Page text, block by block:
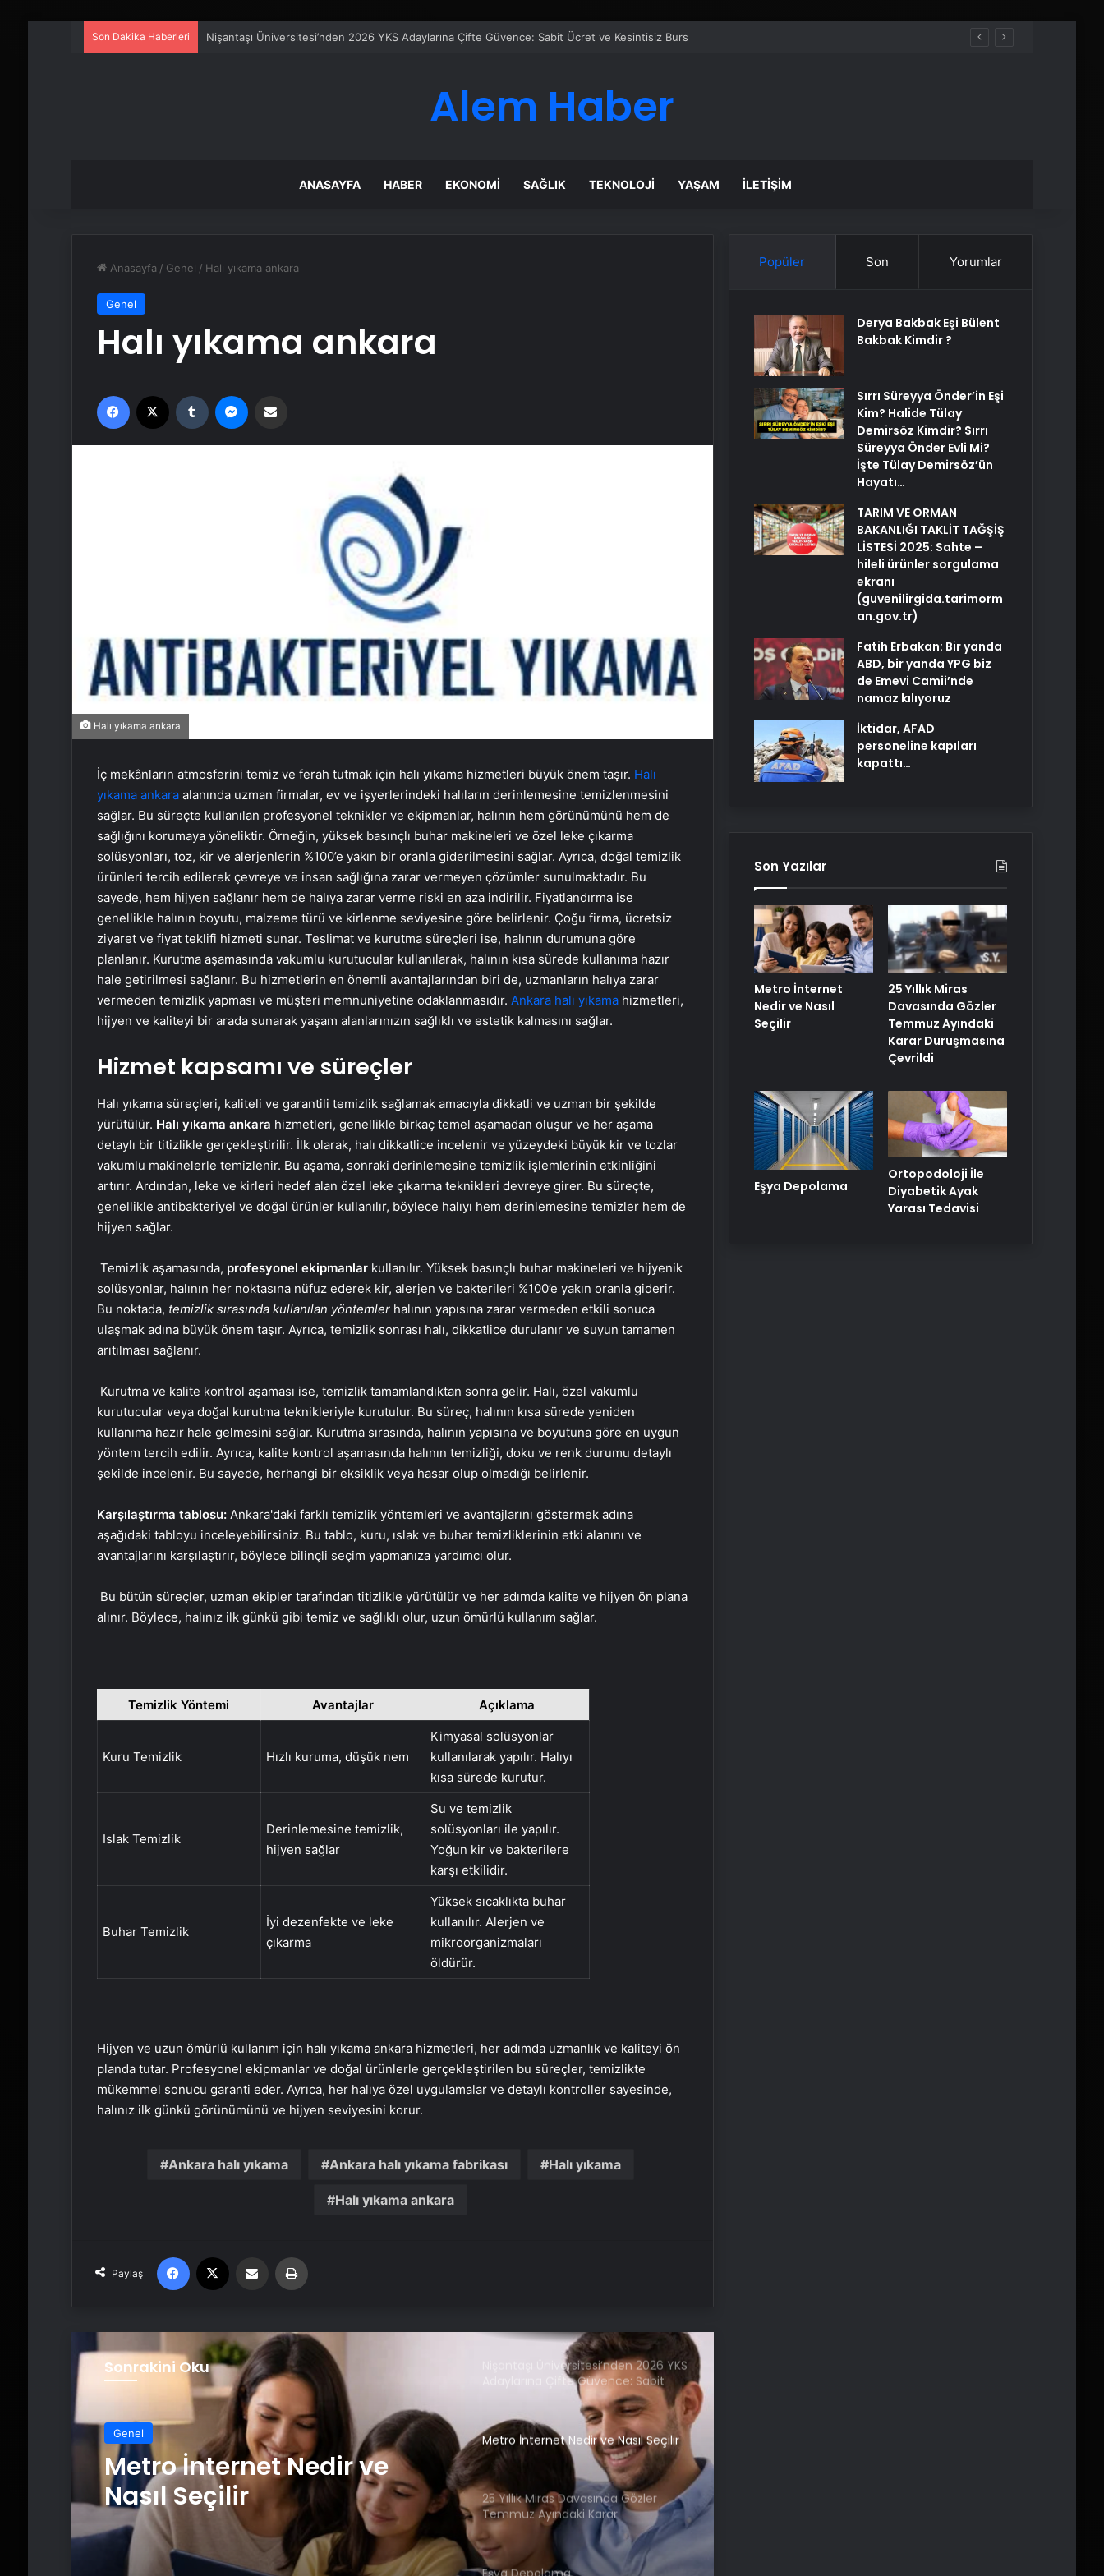
Son Dakika Haberleri Metro İnternet Nedir ve Nasıl Seçilir
Alem Haber
ANASAYFA HABER EKONOMI SAĞLIK TEKNOLOJI YAŞAM İLETIŞIM
Anasayfa / Genel / Halı yıkama ankara
Genel
Halı yıkama ankara
Facebook Tumblr
Halı yıkama ankara
İç mekânların atmosferini temiz ve ferah tutmak için halı yıkama hizmetleri büyük önem taşır. Halı
yıkama ankaraalanında uzman firmalar, ev ve işyerlerindeki halıların derinlemesine temizlenmesini
sağlar. Bu süreçte kullanılan profesyonel teknikler ve ekipmanlar, halının hem görünümünü hem de
sağlığını korumaya yöneliktir. Örneğin, yüksek basınçlı buhar makineleri ve özel leke çıkarma
solüsyonları, toz, kir ve alerjenlerin %100’e yakın bir oranla giderilmesini sağlar. Ayrıca, doğal temizlik
ürünleri tercih edilerek çevreye ve insan sağlığına zarar vermeyen çözümler sunulmaktadır. Bu
sayede, hem hijyen sağlanır hem de halıya zarar verme riski en aza indirilir. Fiyatlandırma ise
genellikle halının boyutu, malzeme türü ve kirlenme seviyesine göre belirlenir. Çoğu firma, ücretsiz
ziyaret ve fiyat teklifi hizmeti sunar. Teslimat ve kurutma süreçleri ise, halının durumuna göre
planlanır. Kurutma aşamasında vakumlu kurutucular kullanılarak, halının kısa sürede kullanıma hazır
hale getirilmesi sağlanır. Bu hizmetlerin en önemli avantajlarından biri de, uzmanların halıya zarar
vermeden temizlik yapması ve müşteri memnuniyetine odaklanmasıdır. Ankara halı yıkama hizmetleri,
hijyen ve kaliteyi bir arada sunarak yaşam alanlarınızın sağlıklı ve estetik kalmasını sağlar.
Hizmet kapsamı ve süreçler
Halı yıkama süreçleri, kaliteli ve garantili temizlik sağlamak amacıyla dikkatli ve uzman bir şekilde
yürütülür. Halı yıkama ankara hizmetleri, genellikle birkaç temel aşamadan oluşur ve her aşama
detaylı bir titizlikle gerçekleştirilir. İlk olarak, halı dikkatlice incelenir ve yüzeydeki büyük kir ve tozlar
vakumlu makinelerle temizlenir. Bu aşama, sonraki derinlemesine temizlik işlemlerinin etkinliğini
artırır. Ardından, leke ve kirleri hedef alan özel leke çıkarma teknikleri devreye girer. Bu süreçte,
genellikle antibakteriyel ve doğal ürünler kullanılır, böylece halıyı hem derinlemesine temizler hem de
hijyen sağlar.
Temizlik aşamasında, profesyonel ekipmanlarkullanılır. Yüksek basınçlı buhar makineleri ve hijyenik
solüsyonlar, halının her noktasına nüfuz ederek kir, alerjen ve bakterileri %100’e yakın oranla giderir.
Bu noktada, temizlik sırasında kullanılan yöntemlerhalının yapısına zarar vermeden etkili sonuca
ulaşmak adına büyük önem taşır. Ayrıca, temizlik sonrası halı, dikkatlice durulanır ve suyun tamamen
arıtılması sağlanır.
Kurutma ve kalite kontrol aşaması ise, temizlik tamamlandıktan sonra gelir. Halı, özel vakumlu
kurutucular veya doğal kurutma teknikleriyle kurutulur. Bu süreç, halının kısa sürede yeniden
kullanıma hazır hale gelmesini sağlar. Kurutma sırasında, halının yapısına ve boyutuna göre en uygun
yöntem tercih edilir. Ayrıca, kalite kontrol aşamasında halının temizliği, doku ve renk durumu detaylı
şekilde incelenir. Bu sayede, herhangi bir eksiklik veya hasar olup olmadığı belirlenir.
Karşılaştırma tablosu:Ankara'daki farklı temizlik yöntemleri ve avantajlarını göstermek adına
aşağıdaki tabloyu inceleyebilirsiniz. Bu tablo, kuru, ıslak ve buhar temizliklerinin etki alanını ve
avantajlarını karşılaştırır, böylece bilinçli seçim yapmanıza yardımcı olur.
Bu bütün süreçler, uzman ekipler tarafından titizlikle yürütülür ve her adımda kalite ve hijyen ön plana
alınır. Böylece, halınız ilk günkü gibi temiz ve sağlıklı olur, uzun ömürlü kullanım sağlar.
Temizlik Yöntemi Avantajlar Açıklama
Kuru Temizlik Hızlı kuruma, düşük nem
Kimyasal solüsyonlar
kullanılarak yapılır. Halıyı
kısa sürede kurutur.
Islak Temizlik
Derinlemesine temizlik,
hijyen sağlar
Su ve temizlik
solüsyonları ile yapılır.
Yoğun kir ve bakterilere
karşı etkilidir.
Buhar Temizlik
İyi dezenfekte ve leke
çıkarma
Yüksek sıcaklıkta buhar
kullanılır. Alerjen ve
mikroorganizmaları
öldürür.
Hijyen ve uzun ömürlü kullanım için halı yıkama ankara hizmetleri, her adımda uzmanlık ve kaliteyi ön
planda tutar. Profesyonel ekipmanlar ve doğal ürünlerle gerçekleştirilen bu süreçler, temizlikte
mükemmel sonucu garanti eder. Ayrıca, her halıya özel uygulamalar ve detaylı kontroller sayesinde,
halınız ilk günkü görünümünü ve hijyen seviyesini korur.
Ankara halı yıkama Ankara halı yıkama fabrikası Halı yıkama
Halı yıkama ankara
Paylaş
Facebook Email'den paylaş
Sonrakini Oku
Genel
Metro İnternet Nedir ve
Nasıl Seçilir
Serjoy : Dijital Medya Ajansı, Google
Reklam Ajansı, SEO Ajansı ve Web
Tasarım Ajansı
Dijital Taşımacılık Yazılımı
Nişantaşı Üniversitesi’nden 2026 YKS
Adaylarına Çifte Güvence: Sabit
Ücret ve Kesintisiz Burs
Metro İnternet Nedir ve Nasıl Seçilir
25 Yıllık Miras Davasında Gözler
Temmuz Ayındaki Karar
Duruşmasına Çevrildi
Popüler Son Yorumlar
Derya Bakbak Eşi Bülent
Bakbak Kimdir ?
Sırrı Süreyya Önder’in Eşi
Kim? Halide Tülay
Demirsöz Kimdir? Sırrı
Süreyya Önder Evli Mi?
İşte Tülay Demirsöz’ün
Hayatı…
TARIM VE ORMAN
BAKANLIĞI TAKLİT TAĞŞİŞ
LİSTESİ 2025: Sahte –
hileli ürünler sorgulama
ekranı
(guvenilirgida.tarimorm
an.gov.tr)
Fatih Erbakan: Bir yanda
ABD, bir yanda YPG biz
de Emevi Camii’nde
namaz kılıyoruz
İktidar, AFAD
personeline kapıları
kapattı…
Son Yazılar
Metro İnternet
Nedir ve Nasıl
Seçilir
25 Yıllık Miras
Davasında Gözler
Temmuz Ayındaki
Karar Duruşmasına
Çevrildi
Eşya Depolama
Ortopodoloji İle
Diyabetik Ayak
Yarası Tedavisi